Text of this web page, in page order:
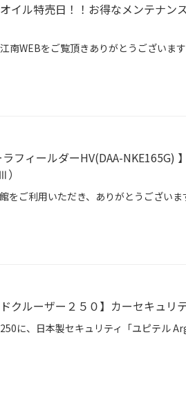
オイル特売日！！お得なメンテナン
ラフィールダーHV(DAA-NKE165G)
クルーザー２５０】カーセキュリ